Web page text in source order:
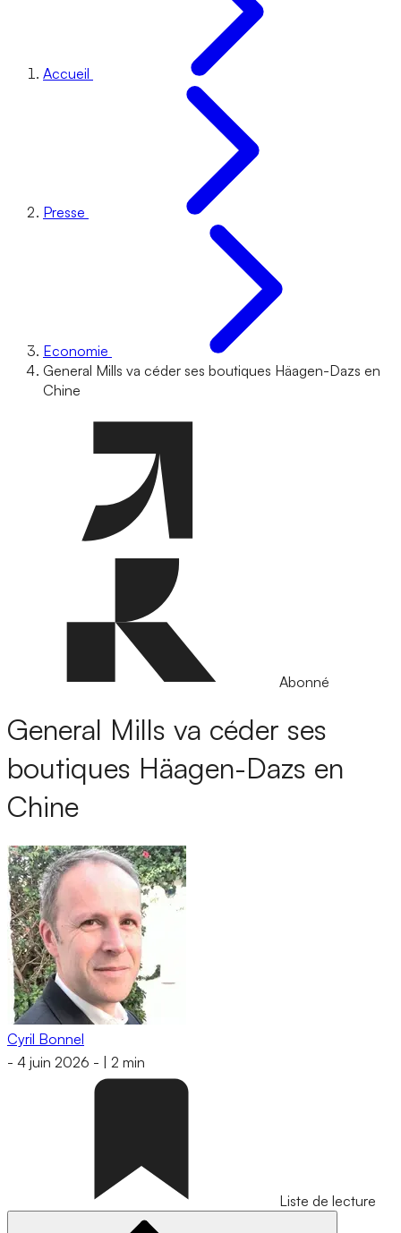
Accueil
Presse
Economie
General Mills va céder ses boutiques Häagen-Dazs en
Chine
Abonné
General Mills va céder ses
boutiques Häagen-Dazs en
Chine
Cyril Bonnel
- 4 juin 2026 - 2 min
Liste de lecture